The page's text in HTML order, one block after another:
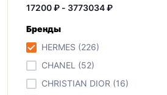
Бренды
HERMES (226)
CHANEL (52)
CHRISTIAN DIOR (16)